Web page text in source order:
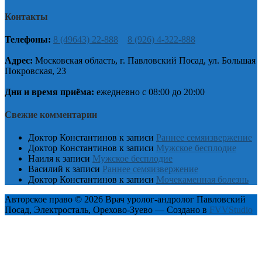
Контакты
Телефоны: 8 (49643) 22-888 8 (926) 4-322-888
Адрес: Московская область, г. Павловский Посад, ул. Большая
Покровская, 23
Дни и время приёма: ежедневно с 08:00 до 20:00
Свежие комментарии
Доктор Константинов к записи Раннее семяизвержение
Доктор Константинов к записи Мужское бесплодие
Наиля к записи Мужское бесплодие
Василий к записи Раннее семяизвержение
Доктор Константинов к записи Мочекаменная болезнь
Авторское право © 2026 Врач уролог-андролог Павловский
Посад, Электросталь, Орехово-Зуево — Создано в FVVStudio